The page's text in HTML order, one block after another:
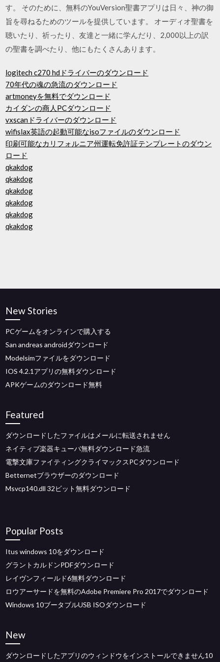
す。 そのために、無料のYouVersion聖書アプリは日々、神の御
旨を尋ねるためのツールを提供しています。 オーディオ聖書を
聴いたり、祈ったり、友達と一緒に学んだり、2,000以上の訳
の聖書を調べたり、他にもたくさんあります。
logitech c270 hdドライバーのダウンロード
70年代の魂の急流のダウンロード
artmoneyを無料でダウンロード
カイダンの商人PCダウンロード
vxscanドライバーのダウンロード
wifislax英語の起動可能なisoファイルのダウンロード
印刷可能なカリフォルニア州運転免許証テンプレートのダウン
ロード
qkakdog
qkakdog
qkakdog
qkakdog
qkakdog
qkakdog
New Stories
PCゲームをオンラインで購入する
San andreas androidダウンロード
Modelsimファイルをダウンロード
IOS 4.2.1アプリの無料ダウンロード
APKゲームのダウンロード無料
Featured
ダウンロードしたファイルはメールに転送されません
ネイティブ楽器キューバ無料ダウンロード急流
電撃文庫ファイティングクライマックスPCダウンロード
Betternetブラウザーのダウンロード
Msvcp140.dll 32ビット無料ダウンロード
Popular Posts
Itus windows 10をダウンロード
グラントカルドンPDFダウンロード
レイヴンフィールド6無料ダウンロード
ロウアーサードを無料のAdobe Premiere Pro 2017でダウンロード
Windows 10ブータブルUSB ISOダウンロード
New
ダウンロードしたアプリのウィンドウをインストールできません10